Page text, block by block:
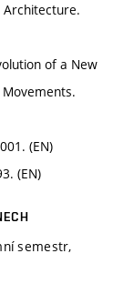
Architecture.
of a New
(EN)
(EN)
semestr,